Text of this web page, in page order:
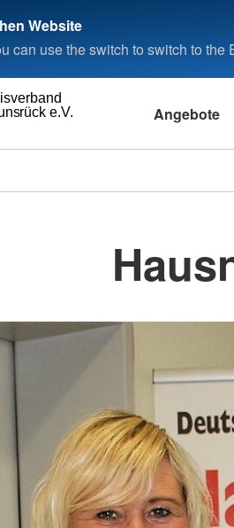
Website
can use the switch to switch to the
e.V. Angebote